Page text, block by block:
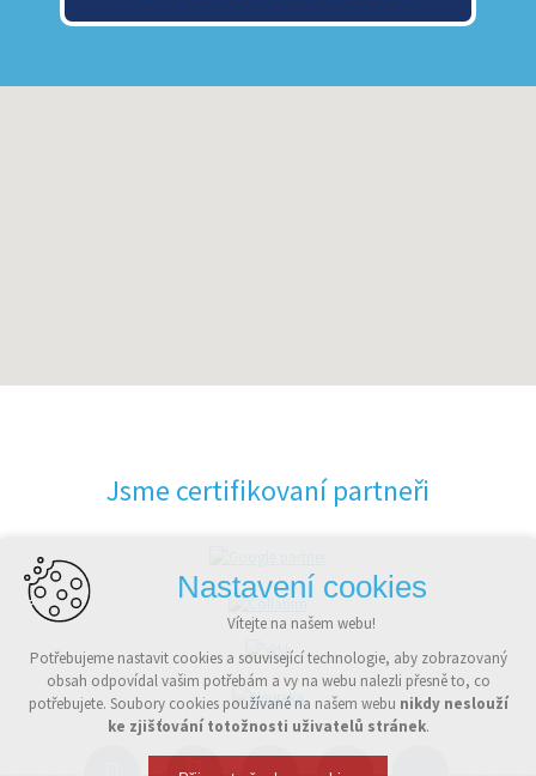
Jsme certifikovaní partneři
Nastavení cookies
Vítejte na našem webu!
Potřebujeme nastavit cookies a související technologie, aby zobrazovaný
obsah odpovídal vašim potřebám a vy na webu nalezli přesně to, co
potřebujete. Soubory cookies používané na našem webu nikdy neslouží
ke zjišťování totožnosti uživatelů stránek.